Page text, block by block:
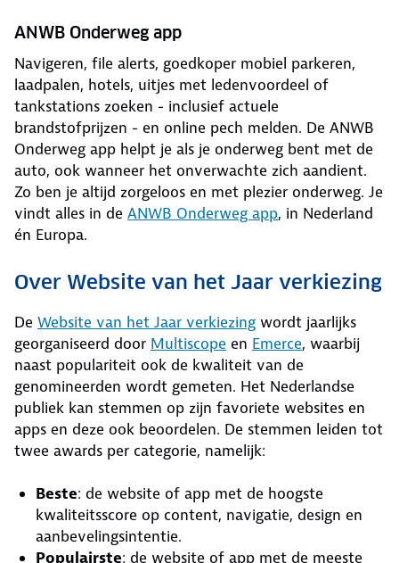
ANWB Onderweg app
Navigeren, file alerts, goedkoper mobiel parkeren,
laadpalen, hotels, uitjes met ledenvoordeel of
tankstations zoeken - inclusief actuele
brandstofprijzen - en online pech melden. De ANWB
Onderweg app helpt je als je onderweg bent met de
auto, ook wanneer het onverwachte zich aandient.
Zo ben je altijd zorgeloos en met plezier onderweg. Je
vindt alles in de ANWB Onderweg app, in Nederland
én Europa.
Over Website van het Jaar verkiezing
De Website van het Jaar verkiezing wordt jaarlijks
georganiseerd door Multiscope en Emerce, waarbij
naast populariteit ook de kwaliteit van de
genomineerden wordt gemeten. Het Nederlandse
publiek kan stemmen op zijn favoriete websites en
apps en deze ook beoordelen. De stemmen leiden tot
twee awards per categorie, namelijk:
Beste: de website of app met de hoogste
kwaliteitsscore op content, navigatie, design en
aanbevelingsintentie.
Populairste: de website of app met de meeste